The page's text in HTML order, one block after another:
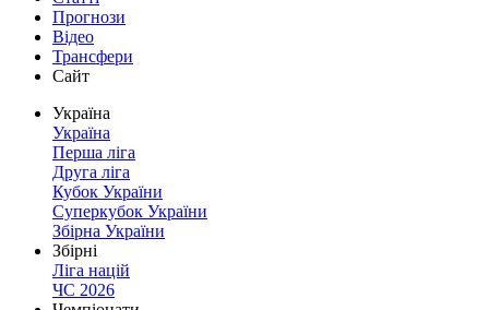
Прогнози
Відео
Трансфери
Сайт
Україна
Україна
Перша ліга
Друга ліга
Кубок України
Суперкубок України
Збірна України
Збірні
Ліга націй
ЧС 2026